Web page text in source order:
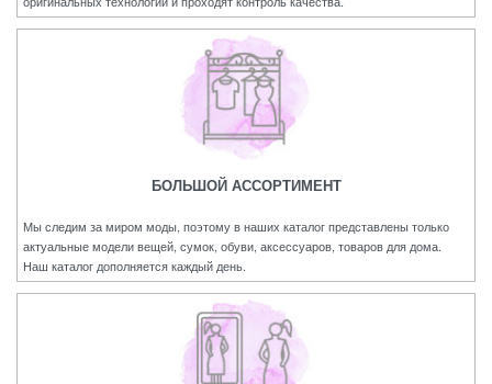
БОЛЬШОЙ АССОРТИМЕНТ
Мы следим за миром моды, поэтому в наших каталог представлены только
актуальные модели вещей, сумок, обуви, аксессуаров, товаров для дома.
Наш каталог дополняется каждый день.